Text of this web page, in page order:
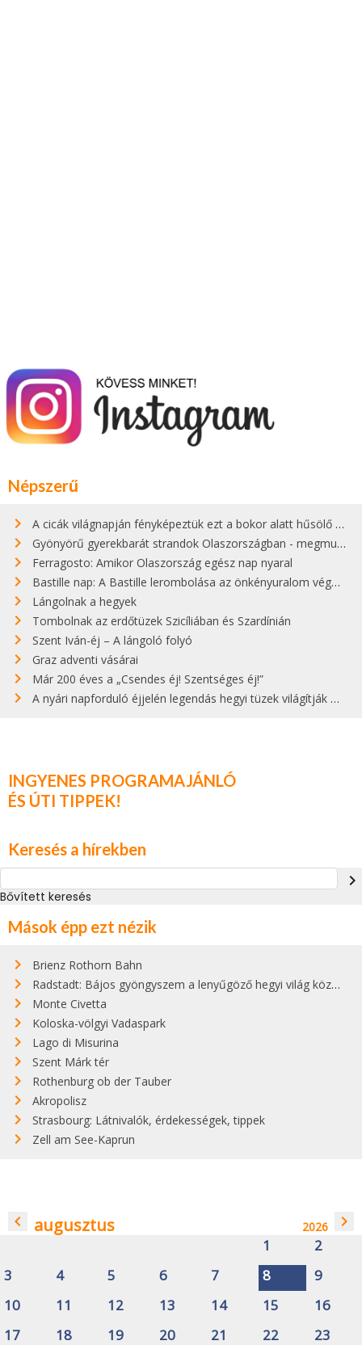
Népszerű
A cicák világnapján fényképeztük ezt a bokor alatt hűsölő cicát Kisorosziban
Gyönyörű gyerekbarát strandok Olaszországban - megmutatjuk a 15 legjobbat
Ferragosto: Amikor Olaszország egész nap nyaral
Bastille nap: A Bastille lerombolása az önkényuralom végét jelentette
Lángolnak a hegyek
Tombolnak az erdőtüzek Szicíliában és Szardínián
Szent Iván-éj – A lángoló folyó
Graz adventi vásárai
Már 200 éves a „Csendes éj! Szentséges éj!”
A nyári napforduló éjjelén legendás hegyi tüzek világítják meg Zugspitzét
INGYENES PROGRAMAJÁNLÓ
ÉS ÚTI TIPPEK!
Keresés a hírekben
navigate_next
Bővített keresés
Mások épp ezt nézik
Brienz Rothorn Bahn
Radstadt: Bájos gyöngyszem a lenyűgöző hegyi világ közepén
Monte Civetta
Koloska-völgyi Vadaspark
Lago di Misurina
Szent Márk tér
Rothenburg ob der Tauber
Akropolisz
Strasbourg: Látnivalók, érdekességek, tippek
Zell am See-Kaprun
navigate_before augusztus 2026 navigate_next
1
2
3
4 5 6 7 8
9
10
11 12 13 14 15
16
17
18 19 20 21 22
23